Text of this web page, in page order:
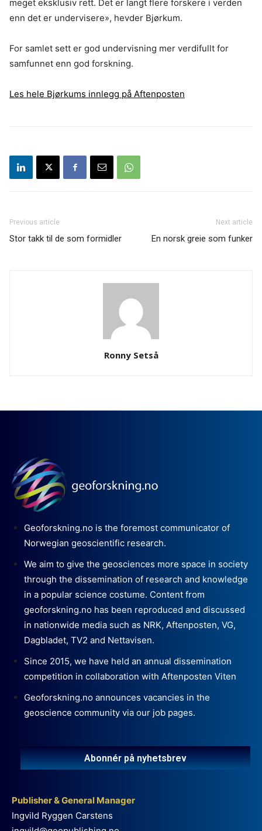
meget eksklusiv rett. Det er langt flere forskere i verden
enn det er undervisere», hevder Bjørkum.
For samlet sett er god undervisning mer verdifullt for
samfunnet enn god forskning.
Les hele Bjørkums innlegg på Aftenposten
Previous article
Stor takk til de som formidler
Next article
En norsk greie som funker
Ronny Setså
Geoforskning.no is the foremost communicator of
Norwegian geoscientific research.
We aim to give the geosciences more space in society
through the dissemination of research and knowledge
in a popular science costume. Content from
geoforskning.no has been reproduced and discussed
in nationwide media such as NRK, Aftenposten, VG,
Dagbladet, TV2 and Nettavisen.
Since 2015, we have held an annual dissemination
competition in collaboration with Aftenposten Viten
Geoforskning.no announces vacancies in the
geoscience community via our job pages.
Abonnér på nyhetsbrev
Publisher & General Manager
Ingvild Ryggen Carstens